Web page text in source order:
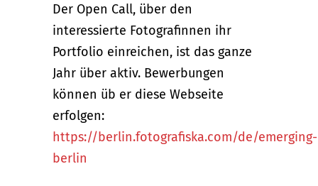
Der Open Call, über den
interessierte Fotografinnen ihr
Portfolio einreichen, ist das ganze
Jahr über aktiv. Bewerbungen
können üb er diese Webseite
erfolgen:
https://berlin.fotografiska.com/de/emerging-
berlin